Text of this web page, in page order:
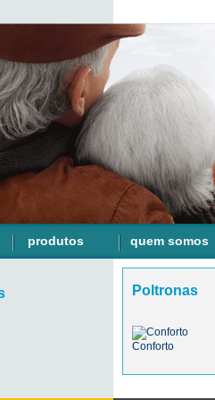
produtos quem somos
Poltronas
Conforto